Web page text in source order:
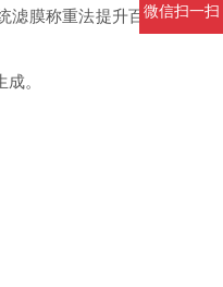
滤膜称重法提升百
。
微信扫一扫